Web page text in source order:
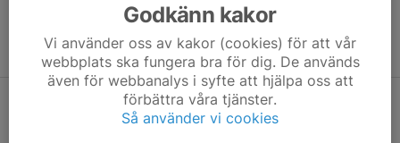
Inget referat skrivet
Godkänn kakor
Vi använder oss av kakor (cookies) för att vår
webbplats ska fungera bra för dig. De används
även för webbanalys i syfte att hjälpa oss att
förbättra våra tjänster.
Så använder vi cookies